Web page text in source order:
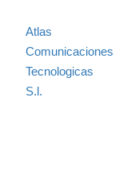
Atlas
Comunicaciones
Tecnologicas
S.l.